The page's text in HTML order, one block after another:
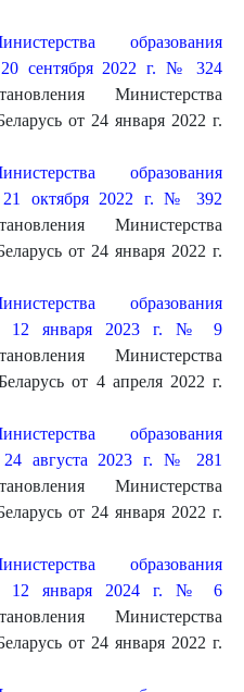
образования
20 сентября 2022 г. № 324
Министерства
от 24 января 2022 г.
образования
21 октября 2022 г. № 392
Министерства
от 24 января 2022 г.
образования
12 января 2023 г. № 9
Министерства
от 4 апреля 2022 г.
образования
24 августа 2023 г. № 281
Министерства
от 24 января 2022 г.
образования
12 января 2024 г. № 6
Министерства
от 24 января 2022 г.